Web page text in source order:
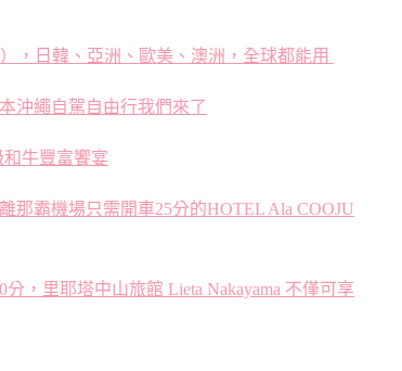
，日韓、亞洲、歐美、澳洲，全球都能用
沖繩自駕自由行我們來了
牛豐富饗宴
那霸機場只需開車25分的HOTEL Ala COOJU
，里耶塔中山旅館 Lieta Nakayama 不僅可享